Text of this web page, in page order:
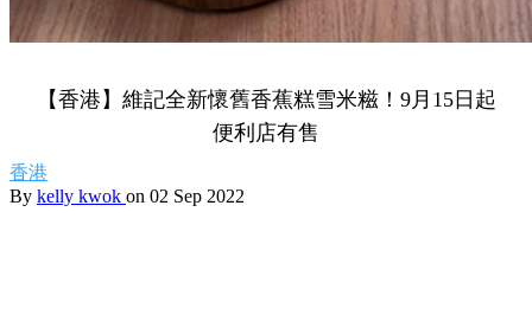
【香港】維記全新懷舊香蕉糕雪米糍！9月15日起
便利店有售
香港
By kelly kwok on 02 Sep 2022